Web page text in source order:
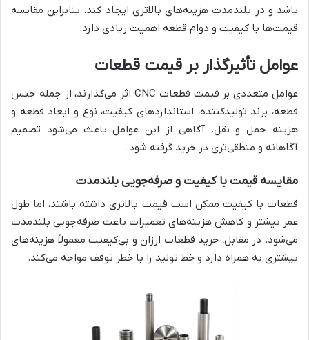
باشد و در بلندمدت هزینه‌های بالاتری ایجاد کند. بنابراین مقایسه
قیمت‌ها با کیفیت و دوام قطعه اهمیت زیادی دارد.
عوامل تأثیرگذار بر قیمت قطعات
عوامل متعددی بر قیمت قطعات CNC اثر می‌گذارند، از جمله جنس
قطعه، برند تولیدکننده، استانداردهای کیفیت، نوع و ابعاد قطعه و
هزینه حمل و نقل. آگاهی از این عوامل باعث می‌شود تصمیم
آگاهانه و منطقی‌تری در خرید گرفته شود.
مقایسه قیمت با کیفیت و صرفه‌جویی بلندمدت
قطعات با کیفیت ممکن است قیمت بالاتری داشته باشند، اما طول
عمر بیشتر و کاهش هزینه‌های تعمیرات باعث صرفه‌جویی بلندمدت
می‌شود. در مقابل، خرید قطعات ارزان و بی‌کیفیت معمولاً هزینه‌های
بیشتری به همراه دارد و خط تولید را با خطر توقف مواجه می‌کند.